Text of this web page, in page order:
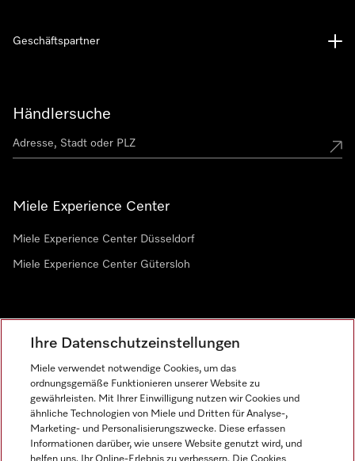
Händlersuche
Miele Experience Center
Miele Experience Center Düsseldorf
Miele Experience Center Gütersloh
Geschäftspartner
Ihre Datenschutzeinstellungen
Miele verwendet notwendige Cookies, um das
ordnungsgemäße Funktionieren unserer Website zu
gewährleisten. Mit Ihrer Einwilligung nutzen wir Cookies und
ähnliche Technologien von Miele und Dritten für Analyse-,
Marketing- und Personalisierungszwecke. Diese erfassen
Informationen darüber, wie unsere Website genutzt wird, und